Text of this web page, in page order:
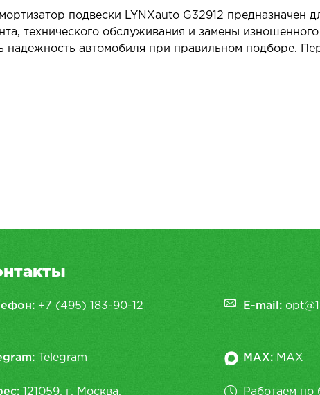
подвески LYNXauto G32912 предназначен
технического обслуживания и замены
надежность автомобиля при правильном подборе.
+7 (495) 183-90-12 E-mail:
Telegram MAX: MAX
121059, г. Москва, Работаем по